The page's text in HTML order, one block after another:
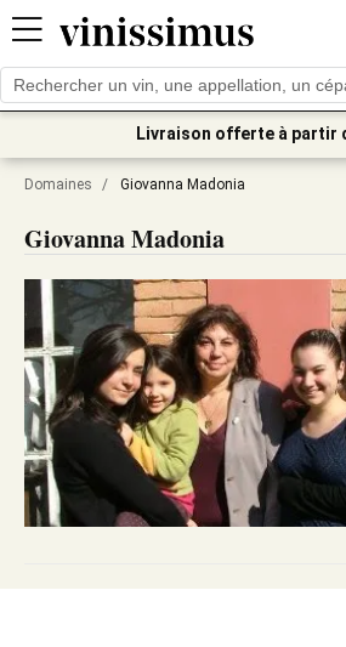
Livraison offerte à partir
Domaines / Giovanna Madonia
Giovanna Madonia